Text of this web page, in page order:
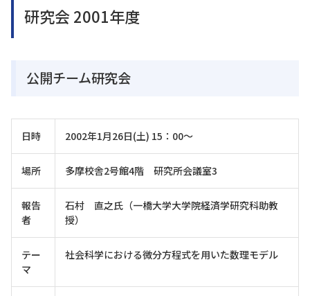
研究会 2001年度
公開チーム研究会
日時 2002年1月26日(土) 15：00～
場所 多摩校舎2号館4階 研究所会議室3
報告
者
石村 直之氏（一橋大学大学院経済学研究科助教
授）
テー
マ
社会科学における微分方程式を用いた数理モデル